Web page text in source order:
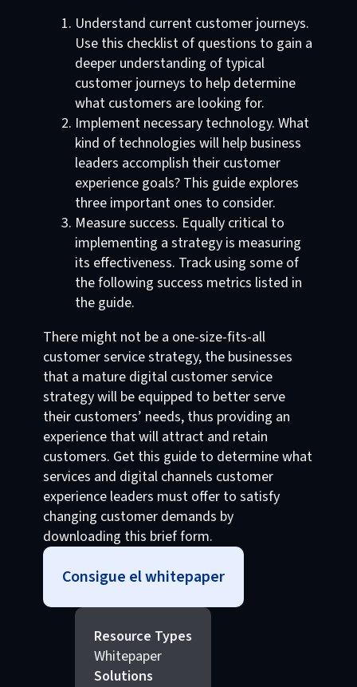
Understand current customer journeys.
Use this checklist of questions to gain a
deeper understanding of typical
customer journeys to help determine
what customers are looking for.
Implement necessary technology. What
kind of technologies will help business
leaders accomplish their customer
experience goals? This guide explores
three important ones to consider.
Measure success. Equally critical to
implementing a strategy is measuring
its effectiveness. Track using some of
the following success metrics listed in
the guide.
There might not be a one-size-fits-all
customer service strategy, the businesses
that a mature digital customer service
strategy will be equipped to better serve
their customers’ needs, thus providing an
experience that will attract and retain
customers. Get this guide to determine what
services and digital channels customer
experience leaders must offer to satisfy
changing customer demands by
downloading this brief form.
Consigue el whitepaper
Resource Types
Whitepaper
Solutions